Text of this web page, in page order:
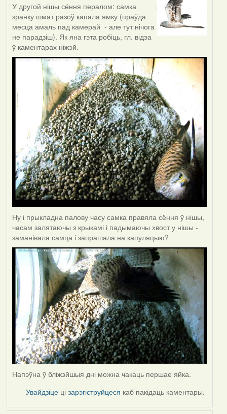
У другой нішы сёння пералом: самка
зранку шмат разоў капала ямку (праўда
месца амаль пад камерай - але тут нічога
не парадзіш). Як яна гэта робіць, гл. відэа
ў каментарах ніжэй.
Ну і прыкладна палову часу самка правяла сёння ў нішы,
часам залятаючы з крыкамі і падымаючы хвост у нішы -
заманівала самца і запрашала на капуляцыю?
Напэўна ў бліжэйшыя дні можна чакаць першае яйка.
Увайдзіце цізарэгіструйцеся каб пакідаць каментары.